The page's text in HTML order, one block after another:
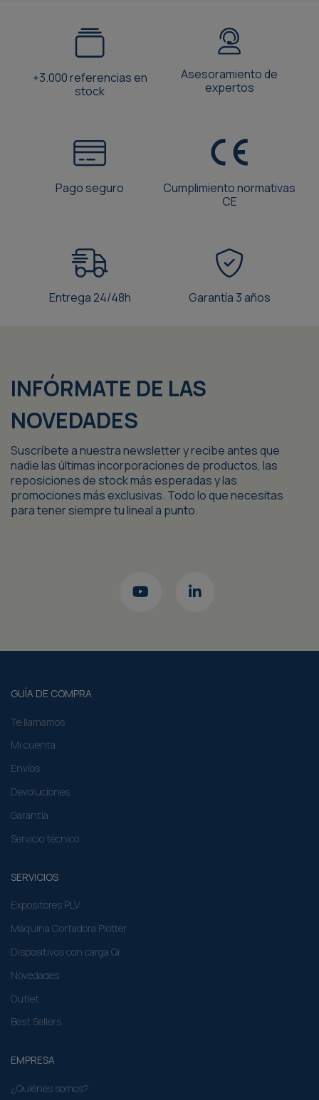
+3.000 referencias en
stock
Asesoramiento de
expertos
Pago seguro
Cumplimiento normativas
CE
Entrega 24/48h Garantía 3 años
INFÓRMATE DE LAS
NOVEDADES
Suscríbete a nuestra newsletter y recibe antes que
nadie las últimas incorporaciones de productos, las
reposiciones de stock más esperadas y las
promociones más exclusivas. Todo lo que necesitas
para tener siempre tu lineal a punto.
GUÍA DE COMPRA
Te llamamos
Mi cuenta
Envíos
Devoluciones
Garantía
Servicio técnico
SERVICIOS
Expositores PLV
Máquina Cortadora Plotter
Dispositivos con carga Qi
Novedades
Outlet
Best Sellers
EMPRESA
¿Quiénes somos?